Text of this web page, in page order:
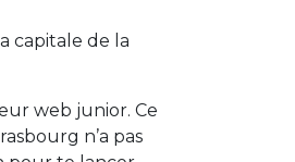
capitale de la
web junior. Ce
n’a pas